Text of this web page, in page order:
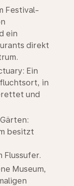
Festival-
ein
direkt
Ein
in
und
besitzt
Flussufer.
Museum,